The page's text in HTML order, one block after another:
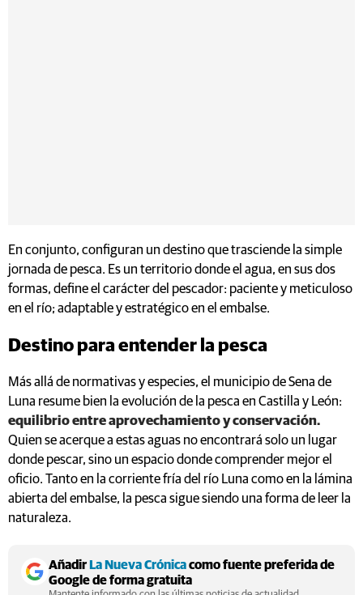
En conjunto, configuran un destino que trasciende la simple
jornada de pesca. Es un territorio donde el agua, en sus dos
formas, define el carácter del pescador: paciente y meticuloso
en el río; adaptable y estratégico en el embalse.
Destino para entender la pesca
Más allá de normativas y especies, el municipio de Sena de
Luna resume bien la evolución de la pesca en Castilla y León:
equilibrio entre aprovechamiento y conservación.
Quien se acerque a estas aguas no encontrará solo un lugar
donde pescar, sino un espacio donde comprender mejor el
oficio. Tanto en la corriente fría del río Luna como en la lámina
abierta del embalse, la pesca sigue siendo una forma de leer la
naturaleza.
AñadirLa Nueva Crónicacomo fuente preferida de
Google de forma gratuita